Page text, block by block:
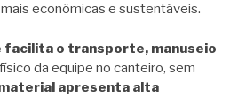
econômicas e sustentáveis.
facilita o transporte, manuseio
da equipe no canteiro, sem
apresenta alta